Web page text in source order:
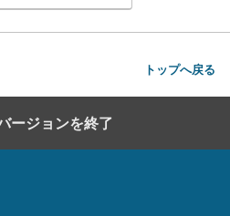
トップへ戻る
ージョンを終了